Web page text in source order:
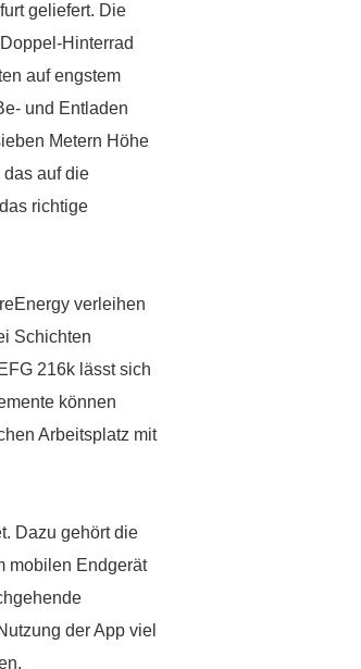
geliefert. Die
Hinterrad
auf engstem
und Entladen
Metern Höhe
das auf die
richtige
verleihen
Schichten
216k lässt sich
können
Arbeitsplatz mit
Dazu gehört die
mobilen Endgerät
der App viel